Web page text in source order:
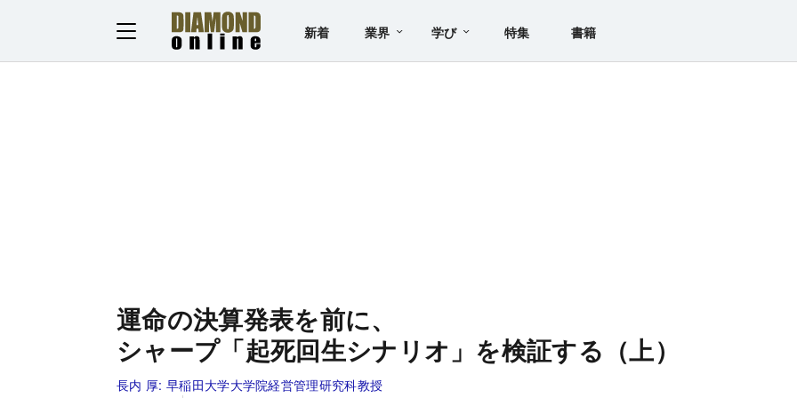
新着 業界 学び 特集 書籍
運命の決算発表を前に、
シャープ「起死回生シナリオ」を検証する（上）
長内 厚: 早稲田大学大学院経営管理研究科教授